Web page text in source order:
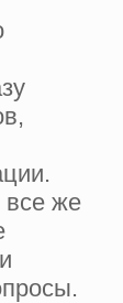
же